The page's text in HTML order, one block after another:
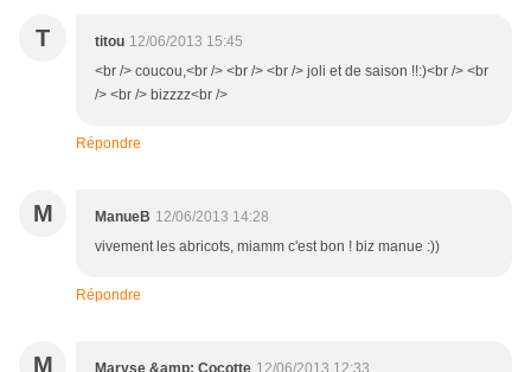
T titou 12/06/2013 15:45
<br /> coucou,<br /> <br /> <br /> joli et de saison !!:)<br /> <br
/> <br /> bizzzz<br />
Répondre
M ManueB 12/06/2013 14:28
vivement les abricots, miamm c'est bon ! biz manue :))
Répondre
M Maryse &amp; Cocotte 12/06/2013 12:33